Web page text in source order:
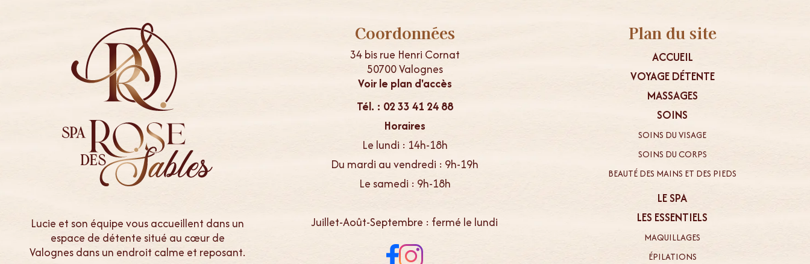
Lucie et son équipe vous accueillent dans un
espace de détente situé au cœur de
Valognes dans un endroit calme et reposant.
Coordonnées
34 bis rue Henri Cornat
50700 Valognes
Voir le plan d'accès
Tél. : 02 33 41 24 88
Horaires
Le lundi : 14h-18h
Du mardi au vendredi : 9h-19h
Le samedi : 9h-18h
Juillet-Août-Septembre : fermé le lundi
Plan du site
ACCUEIL
VOYAGE DÉTENTE
MASSAGES
SOINS
SOINS DU VISAGE
SOINS DU CORPS
BEAUTÉ DES MAINS ET DES PIEDS
LE SPA
LES ESSENTIELS
MAQUILLAGES
ÉPILATIONS